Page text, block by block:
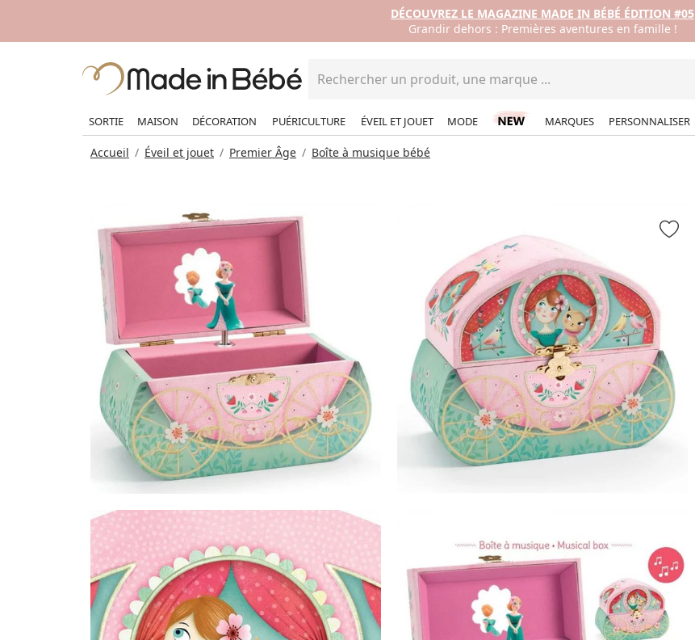
DÉCOUVREZ LE MAGAZINE MADE IN BÉBÉ ÉDITION #05
Grandir dehors : Premières aventures en famille !
SORTIE MAISON DÉCORATION PUÉRICULTURE ÉVEIL ET JOUET MODE MARQUES PERSONNALISER
Accueil Éveil et jouet Premier Âge Boîte à musique bébé